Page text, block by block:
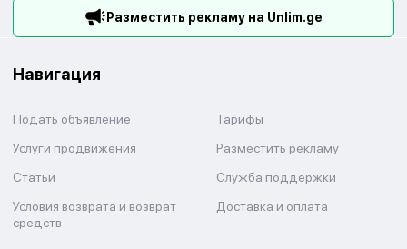
Разместить рекламу на Unlim.ge
Навигация
Подать объявление
Тарифы
Услуги продвижения
Разместить рекламу
Статьи
Служба поддержки
Условия возврата и возврат
средств
Доставка и оплата